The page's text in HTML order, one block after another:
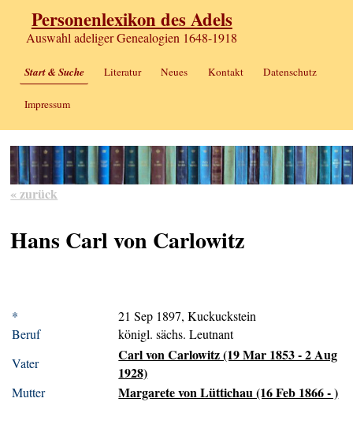
Personenlexikon des Adels
Auswahl adeliger Genealogien 1648-1918
Start & Suche Literatur Neues Kontakt Datenschutz
Impressum
« zurück
Hans Carl von Carlowitz
*
21 Sep 1897, Kuckuckstein
Beruf
königl. sächs. Leutnant
Vater
Carl von Carlowitz (19 Mar 1853 - 2 Aug
1928)
Mutter Margarete von Lüttichau (16 Feb 1866 - )